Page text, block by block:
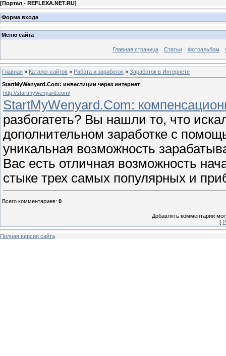
[Портал - REFLEXA.NET.RU]
Форма входа
Меню сайта
Главная страница Статьи Фотоальбом
Главная » Каталог сайтов » Работа и заработок » Заработок в Интернете
StartMyWenyard.Com: инвестиции через интернет
http://startmywenyard.com/
StartMyWenyard.Com:
разбогатеть? Вы нашли то, что
дополнительном заработке с
уникальная возможность
Вас есть отличная возможность
стыке трех самых популярных и
Всего комментариев: 0
Добавлять комментарии
[
Полная версия сайта